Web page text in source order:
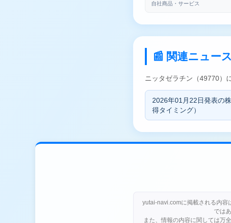
自社商品・サービス
📰 関連ニュー
ニッタゼラチン（49770）
2026年01月22日発表の
得タイミング）
yutai-navi.comに掲載される内容
では
また、情報の内容に関しては万